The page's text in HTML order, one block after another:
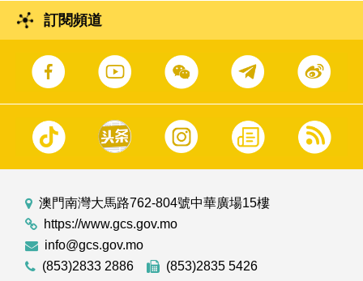
訂閱頻道
澳門南灣大馬路762-804號中華廣場15樓
https://www.gcs.gov.mo
info@gcs.gov.mo
(853)2833 2886
(853)2835 5426